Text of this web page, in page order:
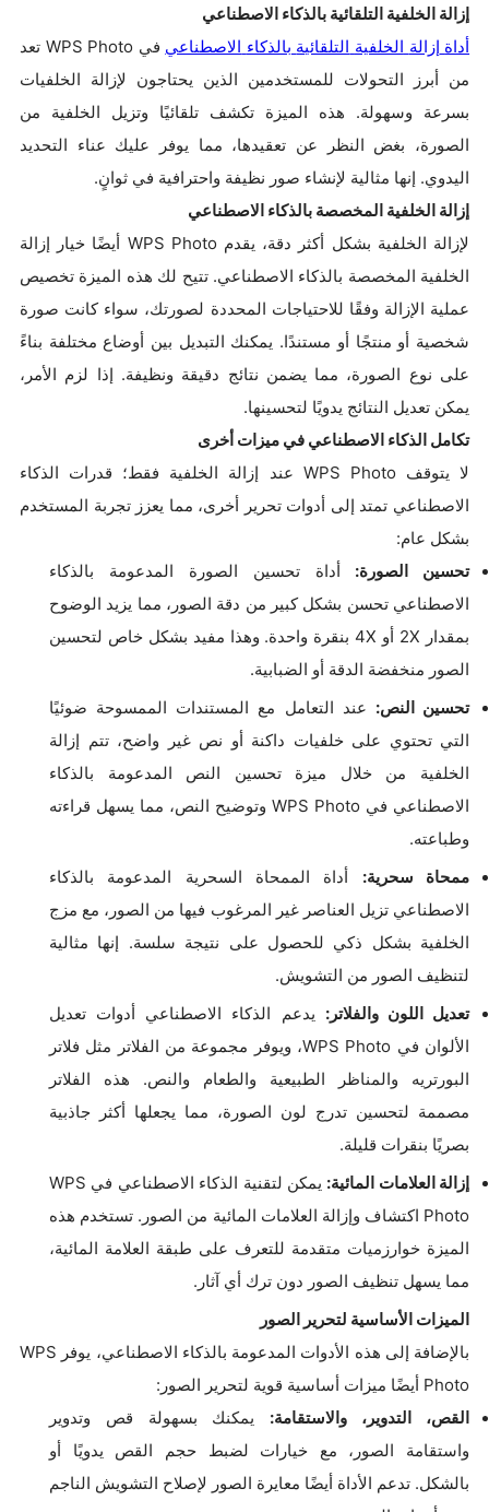
إزالة الخلفية التلقائية بالذكاء الاصطناعي
أداة إزالة الخلفية التلقائية بالذكاء الاصطناعي
في WPS Photo تعد
من أبرز التحولات للمستخدمين الذين يحتاجون لإزالة الخلفيات
بسرعة وسهولة. هذه الميزة تكشف تلقائيًا وتزيل الخلفية من
الصورة، بغض النظر عن تعقيدها، مما يوفر عليك عناء التحديد
اليدوي. إنها مثالية لإنشاء صور نظيفة واحترافية في ثوانٍ.
إزالة الخلفية المخصصة بالذكاء الاصطناعي
لإزالة الخلفية بشكل أكثر دقة، يقدم WPS Photo أيضًا خيار إزالة
الخلفية المخصصة بالذكاء الاصطناعي. تتيح لك هذه الميزة تخصيص
عملية الإزالة وفقًا للاحتياجات المحددة لصورتك، سواء كانت صورة
شخصية أو منتجًا أو مستندًا. يمكنك التبديل بين أوضاع مختلفة بناءً
على نوع الصورة، مما يضمن نتائج دقيقة ونظيفة. إذا لزم الأمر،
يمكن تعديل النتائج يدويًا لتحسينها.
تكامل الذكاء الاصطناعي في ميزات أخرى
لا يتوقف WPS Photo عند إزالة الخلفية فقط؛ قدرات الذكاء
الاصطناعي تمتد إلى أدوات تحرير أخرى، مما يعزز تجربة المستخدم
بشكل عام:
تحسين الصورة: أداة تحسين الصورة المدعومة بالذكاء
الاصطناعي تحسن بشكل كبير من دقة الصور، مما يزيد الوضوح
بمقدار 2X أو 4X بنقرة واحدة. وهذا مفيد بشكل خاص لتحسين
الصور منخفضة الدقة أو الضبابية.
تحسين النص: عند التعامل مع المستندات الممسوحة ضوئيًا
التي تحتوي على خلفيات داكنة أو نص غير واضح، تتم إزالة
الخلفية من خلال ميزة تحسين النص المدعومة بالذكاء
الاصطناعي في WPS Photo وتوضيح النص، مما يسهل قراءته
وطباعته.
ممحاة سحرية: أداة الممحاة السحرية المدعومة بالذكاء
الاصطناعي تزيل العناصر غير المرغوب فيها من الصور، مع مزج
الخلفية بشكل ذكي للحصول على نتيجة سلسة. إنها مثالية
لتنظيف الصور من التشويش.
تعديل اللون والفلاتر: يدعم الذكاء الاصطناعي أدوات تعديل
الألوان في WPS Photo، ويوفر مجموعة من الفلاتر مثل فلاتر
البورتريه والمناظر الطبيعية والطعام والنص. هذه الفلاتر
مصممة لتحسين تدرج لون الصورة، مما يجعلها أكثر جاذبية
بصريًا بنقرات قليلة.
إزالة العلامات المائية:
يمكن لتقنية الذكاء الاصطناعي في WPS
Photo اكتشاف وإزالة العلامات المائية من الصور. تستخدم هذه
الميزة خوارزميات متقدمة للتعرف على طبقة العلامة المائية،
مما يسهل تنظيف الصور دون ترك أي آثار.
الميزات الأساسية لتحرير الصور
بالإضافة إلى هذه الأدوات المدعومة بالذكاء الاصطناعي، يوفر WPS
Photo أيضًا ميزات أساسية قوية لتحرير الصور:
القص، التدوير، والاستقامة: يمكنك بسهولة قص وتدوير
واستقامة الصور، مع خيارات لضبط حجم القص يدويًا أو
بالشكل. تدعم الأداة أيضًا معايرة الصور لإصلاح التشويش الناجم